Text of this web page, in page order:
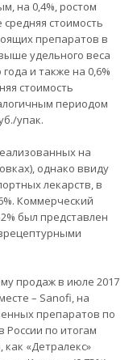
на 0,4%, ростом
стоимость
препаратов в
удельного веса
и также на 0,6%
стоимость
периодом
упак.
на
однако ввиду
лекарств, в
Коммерческий
был представлен
продаж в июле 2017
– Sanofi, на
препаратов по
по итогам
как «Детралекс»